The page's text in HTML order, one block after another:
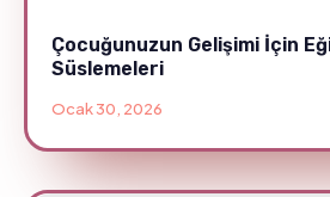
Çocuğunuzun Gelişimi İçin
Süslemeleri
Ocak 30, 2026